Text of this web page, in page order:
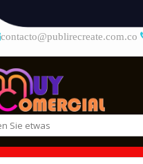
contacto@publirecreate.com.co